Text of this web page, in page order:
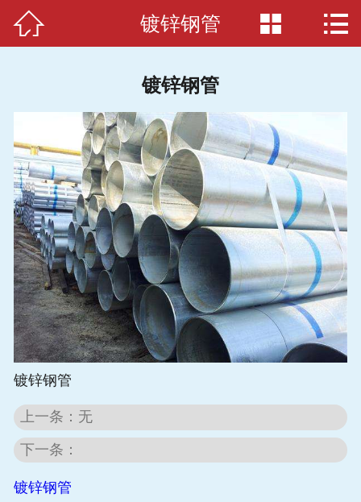
首页
新闻动态
应用案例
生产车间
方管知识
在线留言
 镀锌钢管  
镀锌钢管
镀锌钢管
上一条： 无
下一条：
镀锌钢管